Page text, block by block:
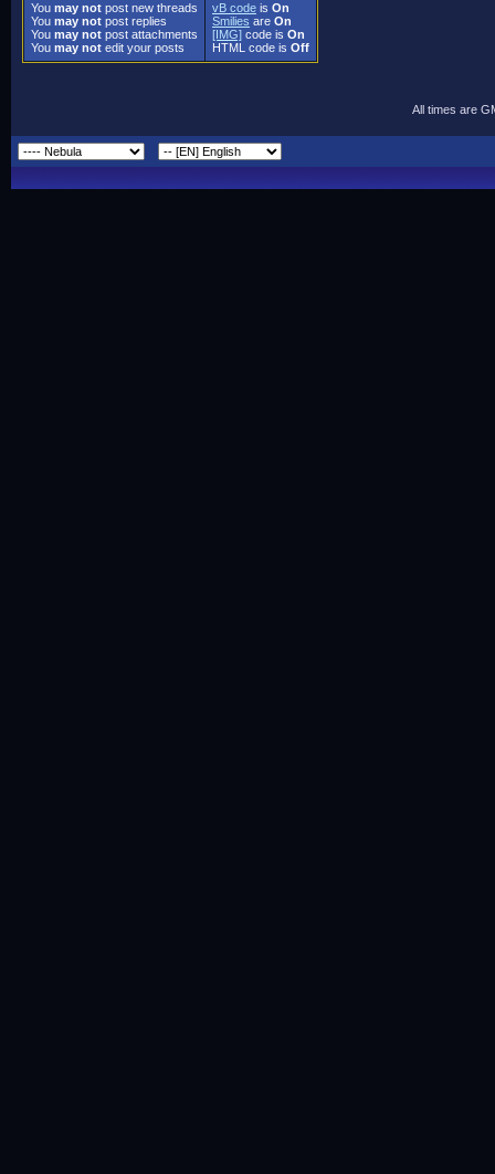
You may not post new threads
You may not post replies
You may not post attachments
You may not edit your posts
vB code is On
Smilies are On
[IMG] code is On
HTML code is Off
All times are